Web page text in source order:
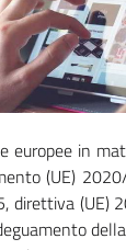
europee in
(UE)
direttiva (UE)